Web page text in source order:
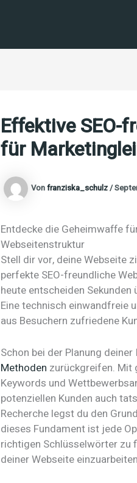
Effektive SEO-
für
Vonfranziska_schulz/
Entdecke die Geheimwaffe
Webseitenstruktur
Stell dir vor, deine Webseite
perfekte SEO-freundliche
heute entscheiden
Eine technisch einwandfreie
aus Besuchern zufriedene
Schon bei der Planung
Methoden zurückgreifen. Mit
Keywords und
potenziellen Kunden auch
Recherche legst du den
dieses Fundament ist jede
richtigen Schlüsselwörter zu
deiner Webseite